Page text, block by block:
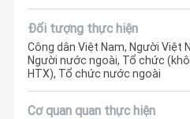
Đối tượng thực hiện
Công dân Việt Nam, Người Việt
Người nước ngoài, Tổ chức
HTX), Tổ chức nước ngoài
Cơ quan quan thực hiện